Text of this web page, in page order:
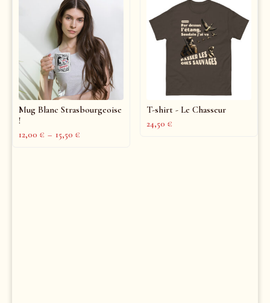
Mug Blanc Strasbourgeoise
!
12,00 € – 15,50 €
T-shirt - Le Chasseur
24,50 €